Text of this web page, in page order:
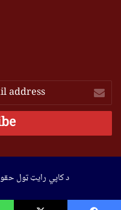
Enter
your
Email
د کاپي رایټ ټول